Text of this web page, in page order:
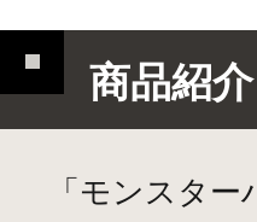
商品紹介
「モンスタ